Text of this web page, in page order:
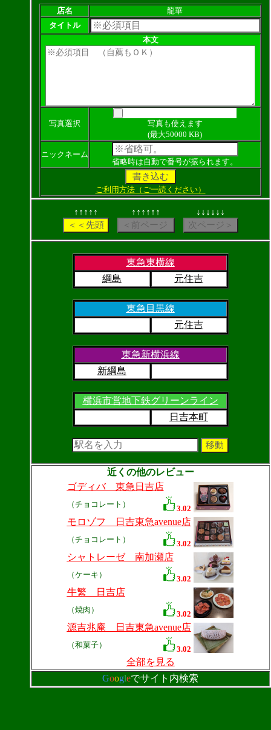
店名
龍華
タイトル
本文
写真選択
写真も使えます
(最大50000 KB)
ニックネーム
省略時は自動で番号が振られます。
ご利用方法（ご一読ください）
↑↑↑↑↑ ↑↑↑↑↑↑ ↓↓↓↓↓↓
東急東横線
綱島
元住吉
東急目黒線
元住吉
東急新横浜線
新綱島
横浜市営地下鉄グリーンライン
日吉本町
近くの他のレビュー
ゴディバ 東急日吉店
（チョコレート） 3.02
モロゾフ 日吉東急avenue店
（チョコレート） 3.02
シャトレーゼ 南加瀬店
（ケーキ） 3.02
牛繁 日吉店
（焼肉） 3.02
源吉兆庵 日吉東急avenue店
（和菓子） 3.02
全部を見る
Googleでサイト内検索